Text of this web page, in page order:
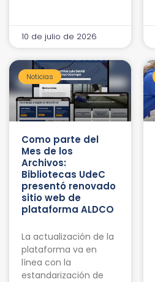
10 de julio de 2026
Noticias
Como parte del
Mes de los
Archivos:
Bibliotecas UdeC
presentó renovado
sitio web de
plataforma ALDCO
La actualización de la
plataforma va en
línea con la
estandarización de